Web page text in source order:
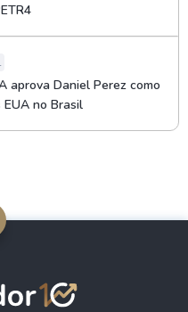
aprova Daniel Perez como
no Brasil